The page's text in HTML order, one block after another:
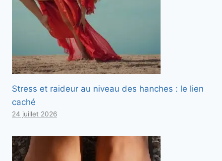
Stress et raideur au niveau des hanches : le lien
caché
24 juillet 2026